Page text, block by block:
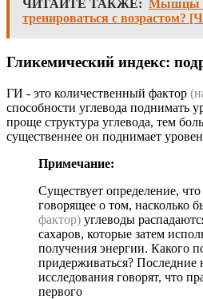
ЧИТАЙТЕ ТАКЖЕ:
Мышцы и
тренироваться с возрастом?
Гликемический индекс:
ГИ - это количественный фактор
способности углевода поднимать
проще структура углевода, тем
существеннее он поднимает
Примечание:
Существует определение,
говорящее о том, насколько
фактор) углеводы
сахаров, которые затем
получения энергии. Какого
придерживаться? Последние
исследования говорят, что
первого